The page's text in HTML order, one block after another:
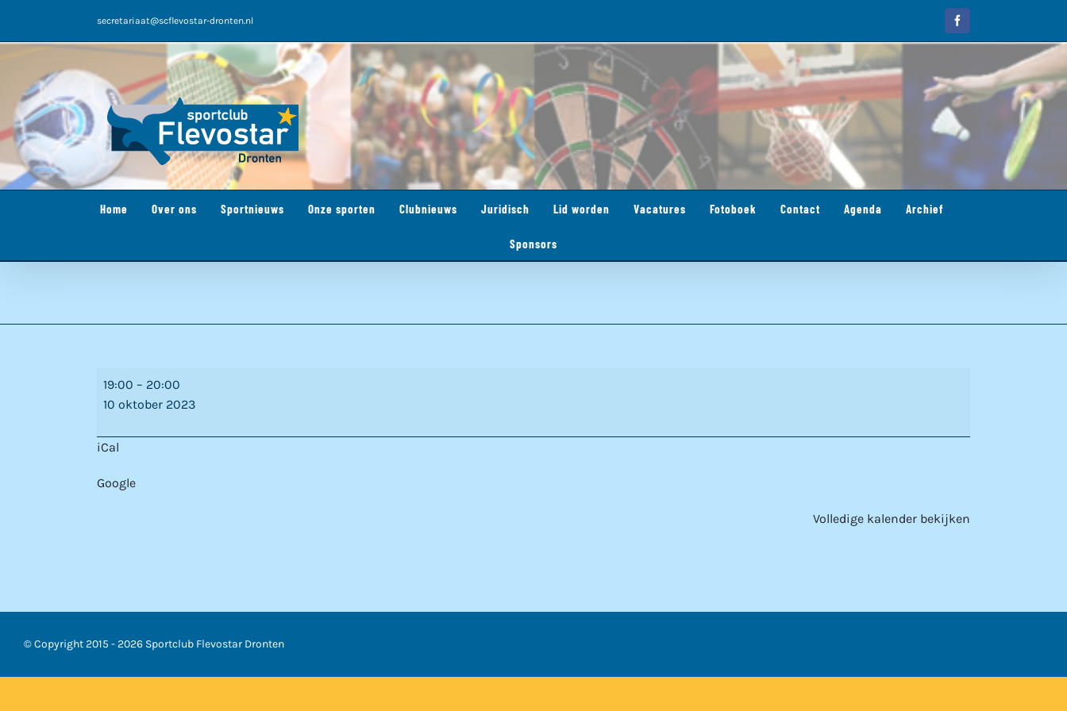
inhoud
secretariaat@scflevostar-dronten.nl Facebook
Home Over ons Sportnieuws Onze sporten Clubnieuws Juridisch Lid worden Vacatures Fotoboek Contact Agenda Archief
Sponsors
Geen
ritmische
19:00 – 20:00
10 oktober 2023
iCal
Google
Volledige kalender bekijken
© Copyright 2015 -2026 Sportclub Flevostar Dronten